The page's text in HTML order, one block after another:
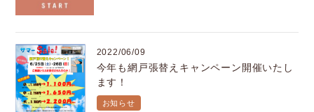
2022/06/09
今年も網戸張替えキャンペーン開催いたし
ます！
お知らせ